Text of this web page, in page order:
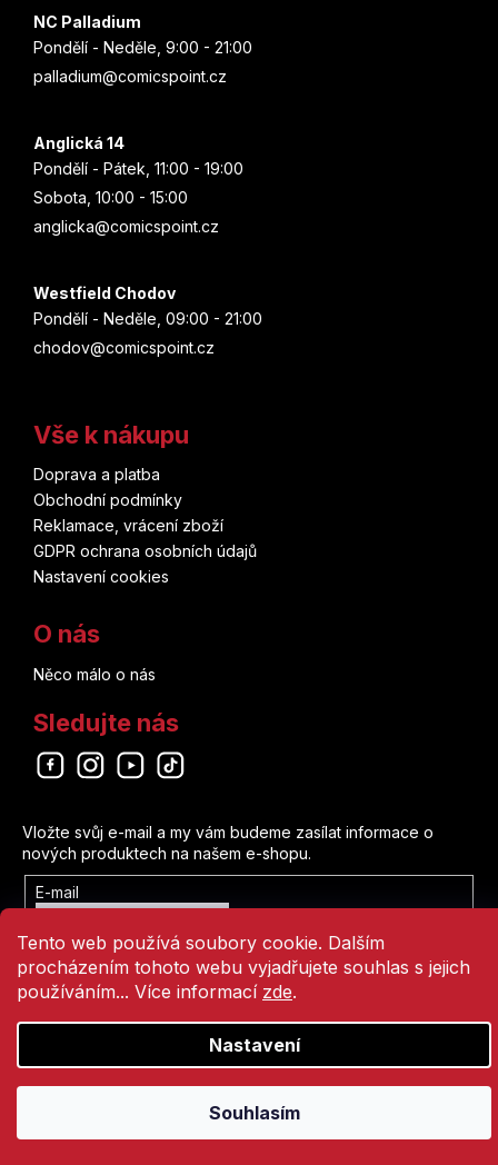
Tento web používá soubory cookie. Dalším
procházením tohoto webu vyjadřujete souhlas s jejich
používáním... Více informací zde.
Nastavení
Souhlasím
NC Palladium
Pondělí - Neděle, 9:00 - 21:00
palladium@comicspoint.cz
Anglická 14
Pondělí - Pátek, 11:00 - 19:00
Sobota, 10:00 - 15:00
anglicka@comicspoint.cz
Westfield Chodov
Pondělí - Neděle, 09:00 - 21:00
chodov@comicspoint.cz
Vše k nákupu
Doprava a platba
Obchodní podmínky
Reklamace, vrácení zboží
GDPR ochrana osobních údajů
Nastavení cookies
O nás
Něco málo o nás
Sledujte nás
Odebírat newsletter
Vložte svůj e-mail a my vám budeme zasílat informace o
nových produktech na našem e-shopu.
E-mail
Vložením e-mailu souhlasíte s
podmínkami ochrany osobních údajů
Copyright 2026Comics Point. Všechna práva vyhrazena.